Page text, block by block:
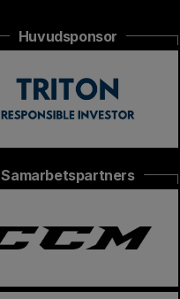
Huvudsponsor
Samarbetspartners